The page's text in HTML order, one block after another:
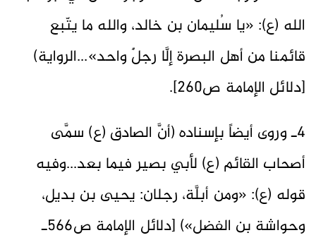
الله (ع): «يا سُليمان بن خالد، والله ما يتّبع
قائمنا من أهل البصرة إلَّا رجلٌ واحد»...الرواية)
[دلائل الإمامة ص260].
4ـ وروى أيضاً بإسناده (أنَّ الصادق (ع) سمَّى
أصحاب القائم (ع) لأبي بصير فيما بعد...وفيه
قوله (ع): «ومن أبلَّة، رجلان: يحيى بن بديل،
وحواشة بن الفضل») [دلائل الإمامة ص٥٦٦ـ